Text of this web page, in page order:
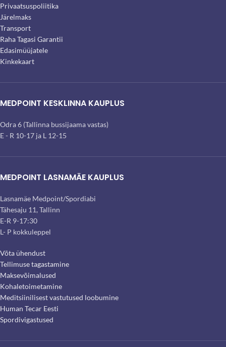
Privaatsuspoliitika
Järelmaks
Transport
Raha Tagasi Garantii
Edasimüüjatele
Kinkekaart
MEDPOINT KESKLINNA KAUPLUS
Odra 6 (Tallinna bussijaama vastas)
E - R 10-17 ja L 12-15
MEDPOINT LASNAMÄE KAUPLUS
Lasnamäe Medpoint/Spordiabi
Tähesaju 11, Tallinn
E-R 9-17:30
L- P kokkuleppel
Võta ühendust
Tellimuse tagastamine
Maksevõimalused
Kohaletoimetamine
Meditsiinilisest vastutused loobumine
Human Tecar Eesti
Spordivigastused